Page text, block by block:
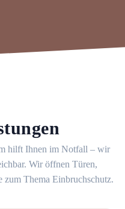
hilft Ihnen im Notfall – wir
Wir öffnen Türen,
zum Thema Einbruchschutz.